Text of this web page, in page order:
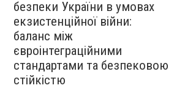
безпеки України в умовах
екзистенційної війни:
баланс між
євроінтеграційними
стандартами та безпековою
стійкістю